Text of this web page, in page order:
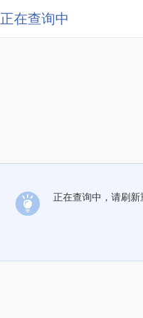
正在查询中
正在查询中，请刷新